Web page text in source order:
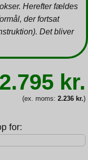
Herefter fældes
der fortsat
Det bliver
Den
pris
var:
2.795 kr.
(ex. moms: 2.236 kr.)
for: